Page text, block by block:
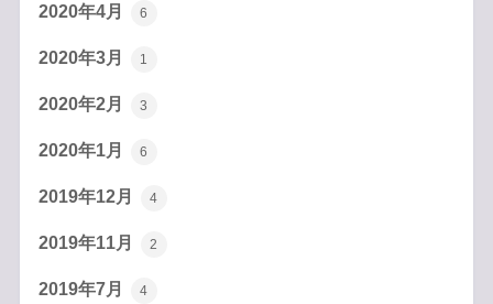
2020年4月 6
2020年3月 1
2020年2月 3
2020年1月 6
2019年12月 4
2019年11月 2
2019年7月 4